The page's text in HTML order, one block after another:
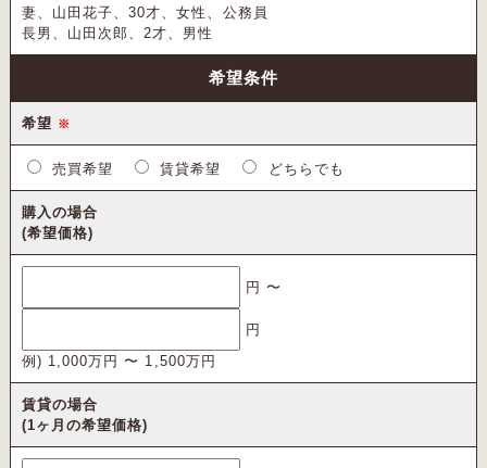
妻、山田花子、30才、女性、公務員
長男、山田次郎、2才、男性
希望条件
希望 ※
売買希望 賃貸希望 どちらでも
購入の場合
(希望価格)
円 〜
円
例) 1,000万円 〜 1,500万円
賃貸の場合
(1ヶ月の希望価格)